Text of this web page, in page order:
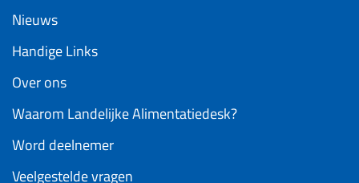
Nieuws
Handige Links
Over ons
Waarom Landelijke Alimentatiedesk?
Word deelnemer
Veelgestelde vragen